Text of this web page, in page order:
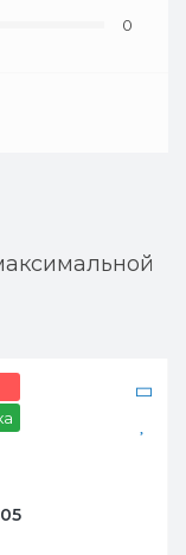
0